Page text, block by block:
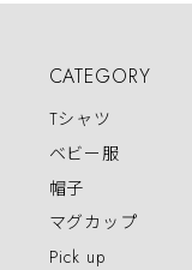
CATEGORY
Tシャツ
ベビー服
帽子
マグカップ
Pick up